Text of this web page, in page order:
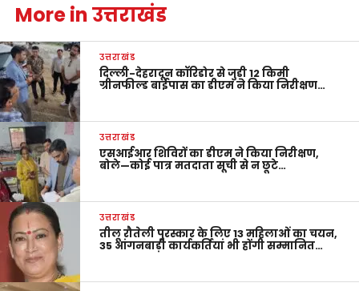
More in उत्तराखंड
उत्तराखंड
दिल्ली-देहरादून कॉरिडोर से जुड़ी 12 किमी
ग्रीनफील्ड बाईपास का डीएम ने किया निरीक्षण…
उत्तराखंड
एसआईआर शिविरों का डीएम ने किया निरीक्षण,
बोले—कोई पात्र मतदाता सूची से न छूटे…
उत्तराखंड
तीलू रौतेली पुरस्कार के लिए 13 महिलाओं का चयन,
35 आंगनबाड़ी कार्यकर्तियां भी होंगी सम्मानित…